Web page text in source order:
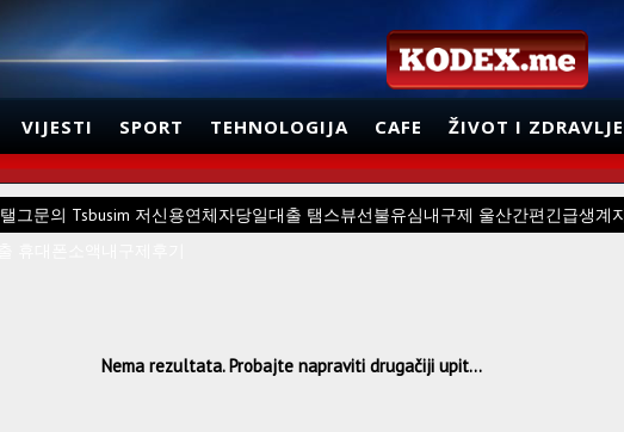
VIJESTI SPORT TEHNOLOGIJA CAFE ŽIVOT I ZDRAVLJE
탤그문의 Tsbusim 저신용연체자당일대출 탬스뷰선불유심내구제 울산간편긴급생계
Nema rezultata. Probajte napraviti drugačiji upit...